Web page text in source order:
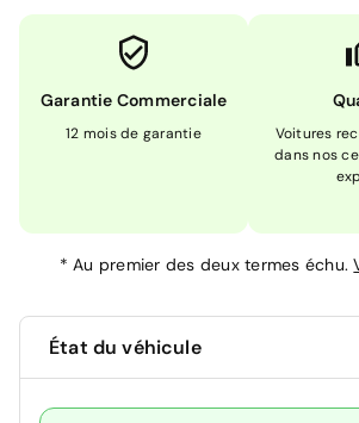
Garantie Commerciale
12 mois de garantie
Voitures
dans nos
*Au premier des deux termes échu.
État du véhicule